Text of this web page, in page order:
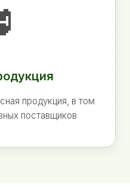
продукция, в том
поставщиков